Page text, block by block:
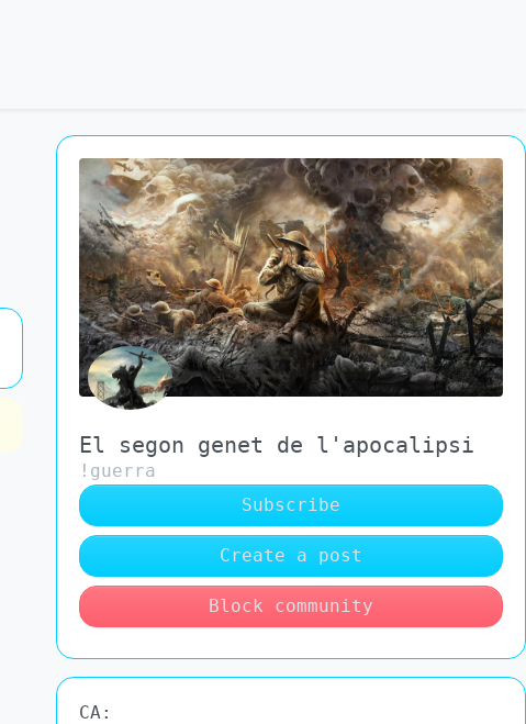
El segon genet de l'apocalipsi
!guerra
Subscribe
Create a post
Block community
CA: